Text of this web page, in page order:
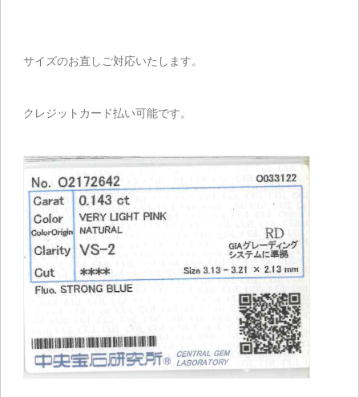
サイズのお直しご対応いたします。
クレジットカード払い可能です。